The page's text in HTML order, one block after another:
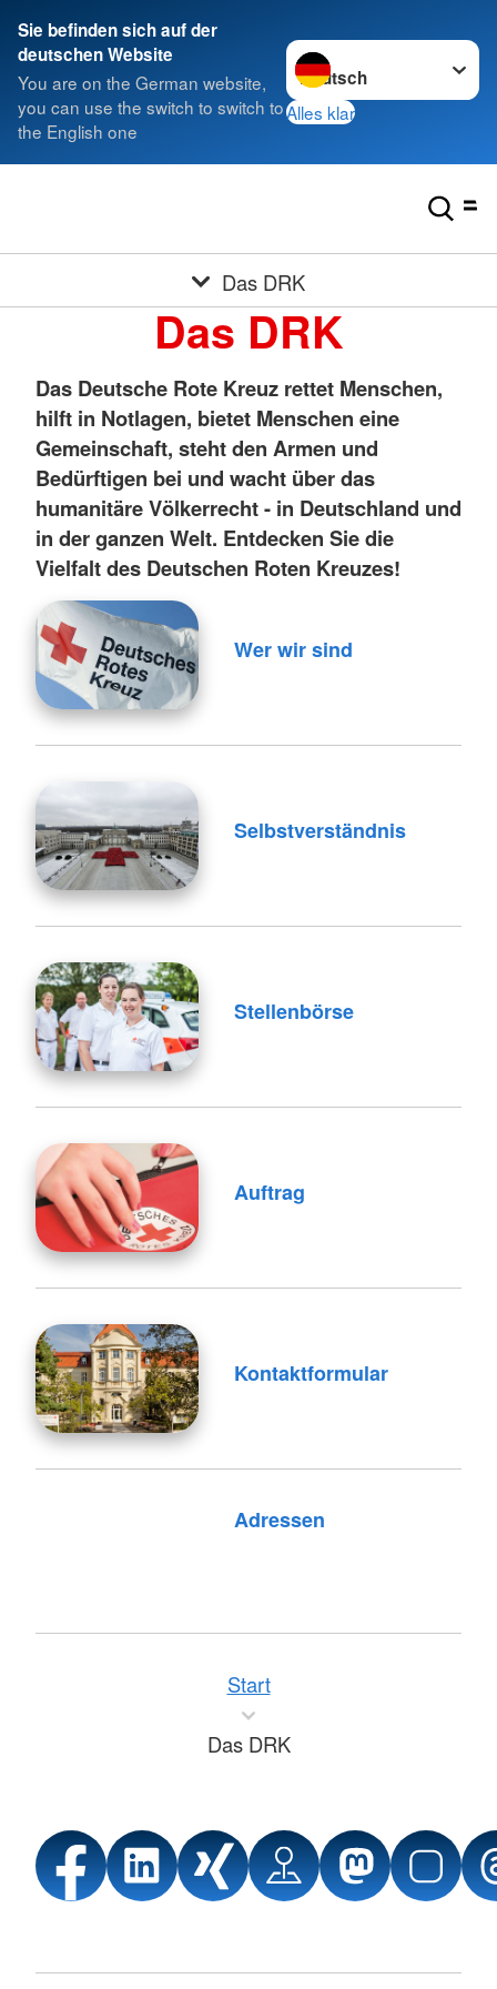
Sie befinden sich auf der
deutschen Website
You are on the German website,
you can use the switch to switch to
the English one
Sprache wechseln zu
Alles klar
Das DRK
Das DRK
Das Deutsche Rote Kreuz rettet Menschen,
hilft in Notlagen, bietet Menschen eine
Gemeinschaft, steht den Armen und
Bedürftigen bei und wacht über das
humanitäre Völkerrecht - in Deutschland und
in der ganzen Welt. Entdecken Sie die
Vielfalt des Deutschen Roten Kreuzes!
Wer wir sind
Selbstverständnis
Stellenbörse
Auftrag
Kontaktformular
Adressen
Start
Das DRK